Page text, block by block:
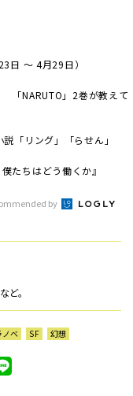
日 ～ 4月29日）
「NARUTO」2巻が教えて
「リング」「らせん」
たちはどう働くか』
by
ど。
ノベ SF 幻想